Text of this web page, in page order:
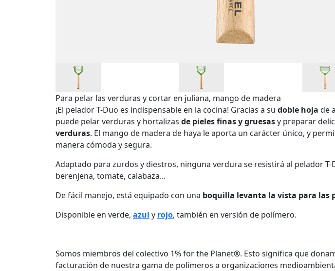
Para pelar las verduras y cortar en juliana, mango de madera
¡El pelador T-Duo es indispensable en la cocina! Gracias a su doble hoja de
puede pelar verduras y hortalizas de pieles finas y gruesasy preparar
verduras. El mango de madera de haya le aporta un carácter único, y
manera cómoda y segura.
Adaptado para zurdos y diestros, ninguna verdura se resistirá al pelador T-
berenjena, tomate, calabaza...
De fácil manejo, está equipado con una boquilla levanta la vista para las
Disponible en verde, azul y rojo, también en versión de polímero.
Somos miembros del colectivo 1% for the Planet®. Esto significa que
facturación de nuestra gama de polímeros a organizaciones